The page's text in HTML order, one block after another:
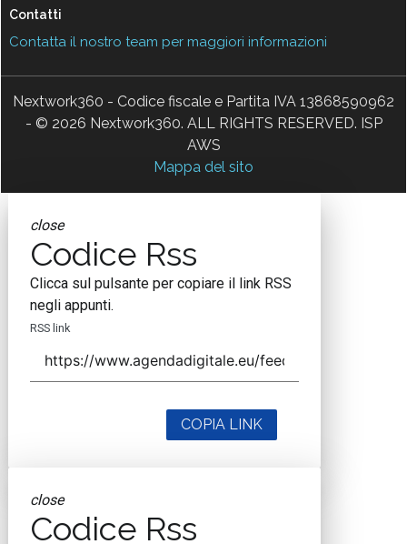
Contatti
Contatta il nostro team per maggiori informazioni
Nextwork360 - Codice fiscale e Partita IVA 13868590962
- © 2026 Nextwork360. ALL RIGHTS RESERVED. ISP
AWS
Mappa del sito
close
Codice Rss
Clicca sul pulsante per copiare il link RSS
negli appunti.
RSS link
COPIA LINK
close
Codice Rss